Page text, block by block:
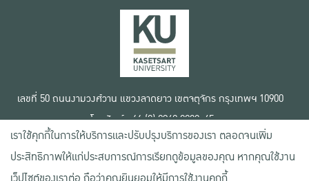
เลขที่ 50 ถนนงามวงศ์วาน แขวงลาดยาว เขตจตุจักร กรุงเทพฯ 10900
โทรศัพท์ +66 (0) 2942 8200-45
เงื่อนไขการใช้งานเว็บไซต์
ข้อตกลงด้านสิทธิ์ใช้งาน
นโยบายความเป็นส่วนตัว
เราใช้คุกกี้ในการให้บริการและปรับปรุงบริการของเรา ตลอดจนเพิ่ม
ประสิทธิภาพให้แก่ประสบการณ์การเรียกดูข้อมูลของคุณ หากคุณใช้งาน